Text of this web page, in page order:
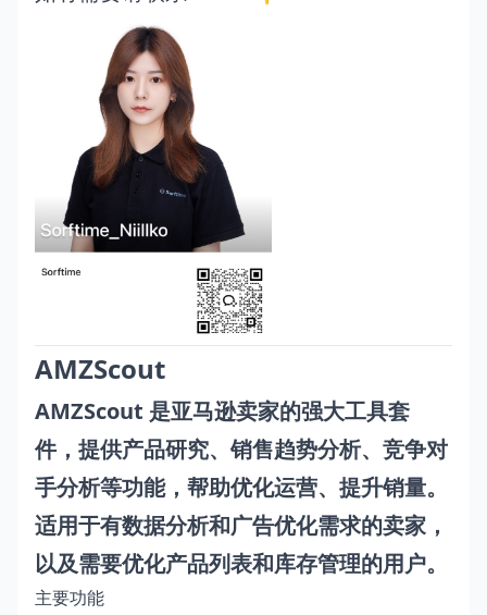
AMZScout
AMZScout 是亚马逊卖家的强大工具套
件，提供产品研究、销售趋势分析、竞争对
手分析等功能，帮助优化运营、提升销量。
适用于有数据分析和广告优化需求的卖家，
以及需要优化产品列表和库存管理的用户。
主要功能